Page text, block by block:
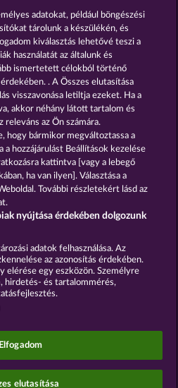
BEER PARTY
feltételek
Impresszum
azok egyáltalán nem
a játékos a jövőben valódi
terén.
Games GmbH
adatokat, például böngészési
tárolunk a készülékén, és
kiválasztás lehetővé teszi a
használatát az általunk és
ismertetett célokból történő
. A Összes elutasítása
visszavonása letiltja ezeket. Ha a
akkor néhány látott tartalom és
az Ön számára.
hogy bármikor megváltoztassa a
a hozzájárulást Beállítások kezelése
kattintva [vagy a lebegő
ha van ilyen]. Választása a
További részletekért lásd az
nyújtása érdekében dolgozunk
adatok felhasználása. Az
az azonosítás érdekében.
elérése egy eszközön. Személyre
hirdetés- és tartalommérés,
Elfogadom
elutasítása